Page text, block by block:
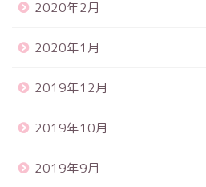
2020年2月
2020年1月
2019年12月
2019年10月
2019年9月